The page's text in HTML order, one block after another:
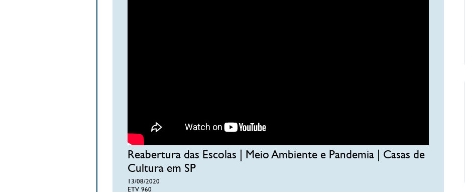
Reabertura das Escolas | Meio Ambiente e Pandemia | Casas de
Cultura em SP
13/08/2020
ETV 960